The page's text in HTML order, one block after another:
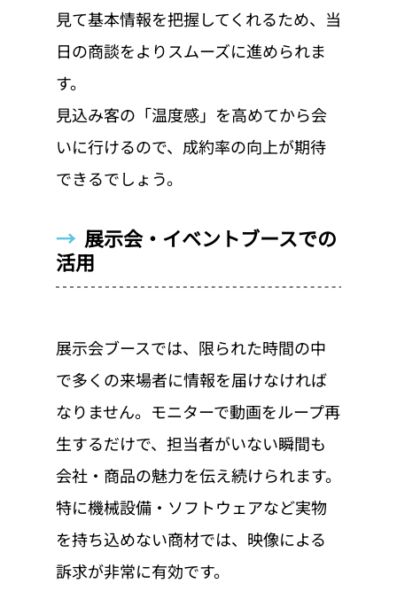
見て基本情報を把握してくれるため、当
日の商談をよりスムーズに進められま
す。
見込み客の「温度感」を高めてから会
いに行けるので、成約率の向上が期待
できるでしょう。
→ 展示会・イベントブースでの
活用
展示会ブースでは、限られた時間の中
で多くの来場者に情報を届けなければ
なりません。モニターで動画をループ再
生するだけで、担当者がいない瞬間も
会社・商品の魅力を伝え続けられます。
特に機械設備・ソフトウェアなど実物
を持ち込めない商材では、映像による
訴求が非常に有効です。